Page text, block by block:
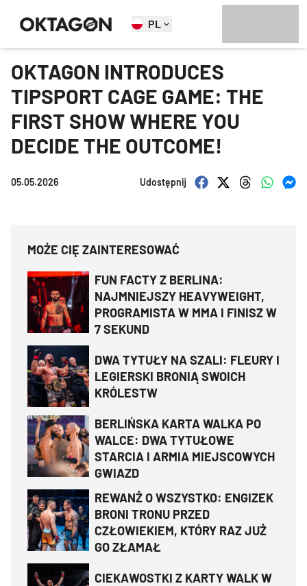
PL
OKTAGON INTRODUCES
TIPSPORT CAGE GAME: THE
FIRST SHOW WHERE YOU
DECIDE THE OUTCOME!
05.05.2026 Udostępnij
MOŻE CIĘ ZAINTERESOWAĆ
FUN FACTY Z BERLINA:
NAJMNIEJSZY HEAVYWEIGHT,
PROGRAMISTA W MMA I FINISZ W
7 SEKUND
DWA TYTUŁY NA SZALI: FLEURY I
LEGIERSKI BRONIĄ SWOICH
KRÓLESTW
BERLIŃSKA KARTA WALKA PO
WALCE: DWA TYTUŁOWE
STARCIA I ARMIA MIEJSCOWYCH
GWIAZD
REWANŻ O WSZYSTKO: ENGIZEK
BRONI TRONU PRZED
CZŁOWIEKIEM, KTÓRY RAZ JUŻ
GO ZŁAMAŁ
CIEKAWOSTKI Z KARTY WALK W